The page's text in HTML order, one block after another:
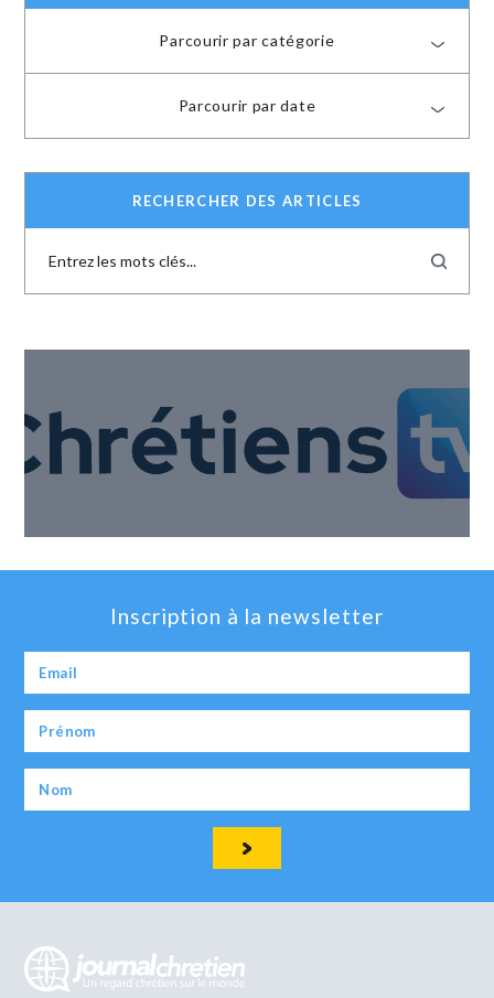
Parcourir par catégorie
Parcourir par date
RECHERCHER DES ARTICLES
Inscription à la newsletter